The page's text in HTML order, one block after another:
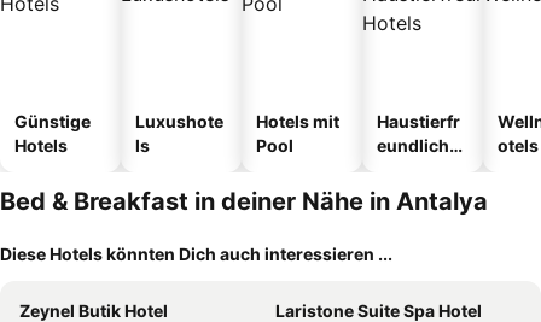
Günstige
Hotels
Luxushote
ls
Hotels mit
Pool
Haustierfr
eundliche
otels
Bed & Breakfast in deiner Nähe in Antalya
Diese Hotels könnten Dich auch interessieren ...
Zeynel Butik Hotel
Laristone Suite Spa Hotel